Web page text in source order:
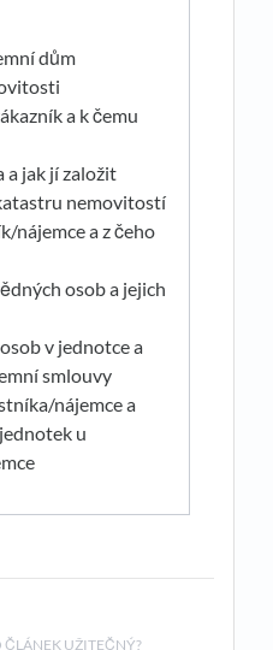
dům
a k čemu
a jak jí založit
nemovitostí
nájemce a z čeho
osob a jejich
v jednotce a
smlouvy
nájemce a
u
ČLÁNEK UŽITEČNÝ?